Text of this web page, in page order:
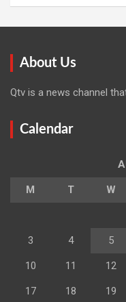
About Us
Qtv is a news channel
Calendar
M T W
3 4 5
10 11 12
17 18 19